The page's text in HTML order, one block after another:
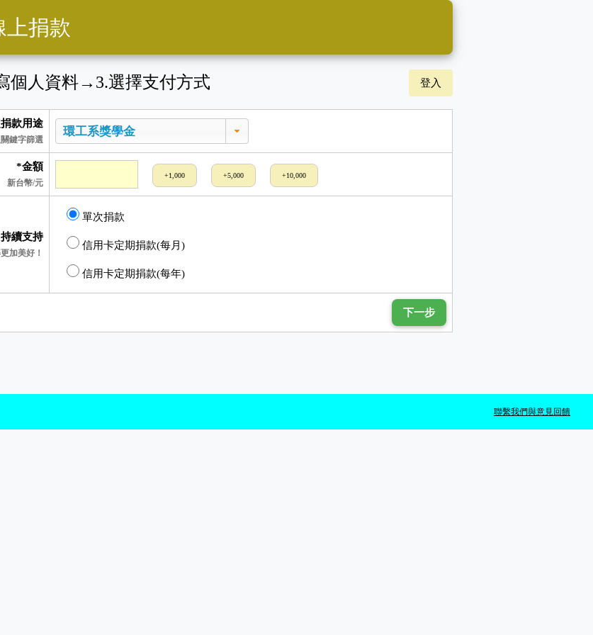
上捐款
個人資料→ 3.選擇支付方式 登入
款用途
鍵字篩選
*金額
新台幣/元
+1,000 +5,000 +10,000
持續支持
加美好！
單次捐款
信用卡定期捐款(每月)
信用卡定期捐款(每年)
下一步
聯繫我們與意見回饋